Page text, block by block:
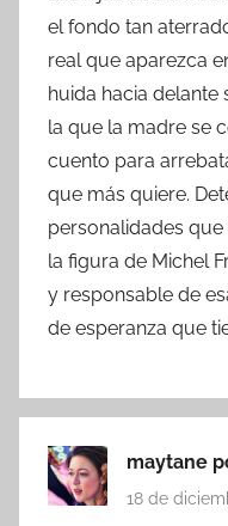
el fondo tan
real que aparezca
huida hacia delante
la que la madre se
cuento para
que más quiere.
personalidades
la figura de Michel
y responsable de
de esperanza que
maytane
18 de